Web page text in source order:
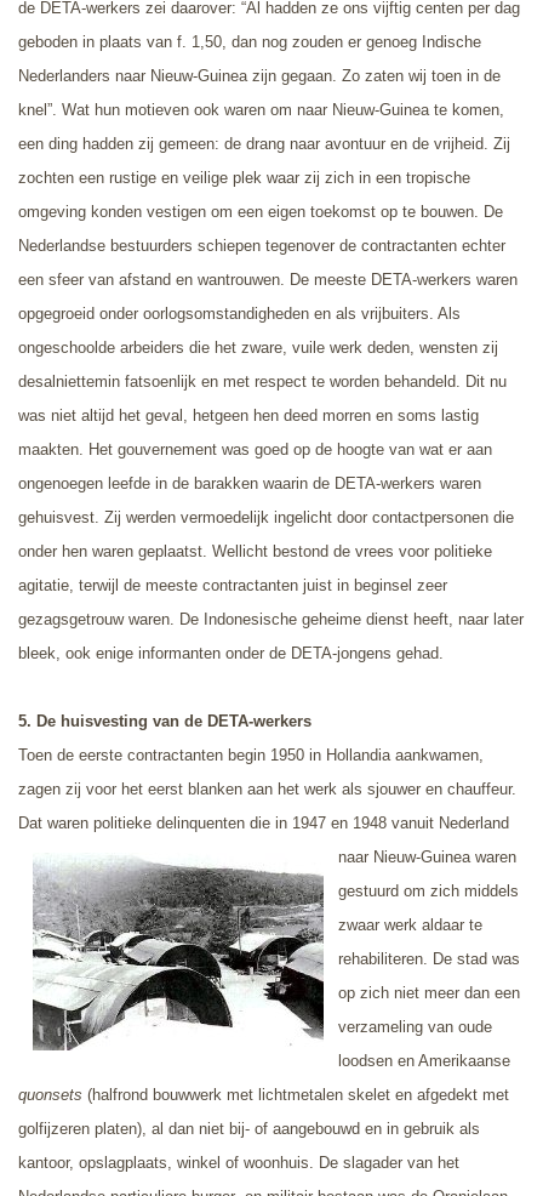
de DETA-werkers zei daarover: “Al hadden ze ons vijftig centen per dag
geboden in plaats van f. 1,50, dan nog zouden er genoeg Indische
Nederlanders naar Nieuw-Guinea zijn gegaan. Zo zaten wij toen in de
knel”. Wat hun motieven ook waren om naar Nieuw-Guinea te komen,
een ding hadden zij gemeen: de drang naar avontuur en de vrijheid. Zij
zochten een rustige en veilige plek waar zij zich in een tropische
omgeving konden vestigen om een eigen toekomst op te bouwen. De
Nederlandse bestuurders schiepen tegenover de contractanten echter
een sfeer van afstand en wantrouwen. De meeste DETA-werkers waren
opgegroeid onder oorlogsomstandigheden en als vrijbuiters. Als
ongeschoolde arbeiders die het zware, vuile werk deden, wensten zij
desalniettemin fatsoenlijk en met respect te worden behandeld. Dit nu
was niet altijd het geval, hetgeen hen deed morren en soms lastig
maakten. Het gouvernement was goed op de hoogte van wat er aan
ongenoegen leefde in de barakken waarin de DETA-werkers waren
gehuisvest. Zij werden vermoedelijk ingelicht door contactpersonen die
onder hen waren geplaatst. Wellicht bestond de vrees voor politieke
agitatie, terwijl de meeste contractanten juist in beginsel zeer
gezagsgetrouw waren. De Indonesische geheime dienst heeft, naar later
bleek, ook enige informanten onder de DETA-jongens gehad.
5. De huisvesting van de DETA-werkers
Toen de eerste contractanten begin 1950 in Hollandia aankwamen,
zagen zij voor het eerst blanken aan het werk als sjouwer en chauffeur.
Dat waren politieke delinquenten die in 1947 en 1948 vanuit Nederland
naar Nieuw-Guinea waren
gestuurd om zich middels
zwaar werk aldaar te
rehabiliteren. De stad was
op zich niet meer dan een
verzameling van oude
loodsen en Amerikaanse
quonsets (halfrond bouwwerk met lichtmetalen skelet en afgedekt met
golfijzeren platen), al dan niet bij- of aangebouwd en in gebruik als
kantoor, opslagplaats, winkel of woonhuis. De slagader van het